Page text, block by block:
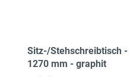
Sitz-/Stehschreibtisch -
1270 mm - graphit